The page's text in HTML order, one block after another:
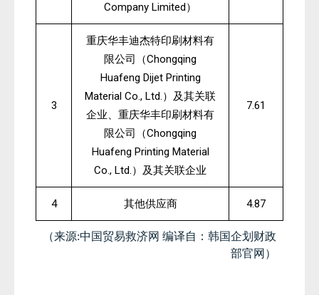
Company Limited ）
3
重庆华丰迪杰特印刷材料有
限公司（Chongqing
Huafeng Dijet Printing
Material Co., Ltd.）及其关联
企业、重庆华丰印刷材料有
限公司（Chongqing
Huafeng Printing Material
Co., Ltd.）及其关联企业
7.61
4 其他供应商 4.87
（来源:中国贸易救济网 编译自：韩国企划财政
部官网）